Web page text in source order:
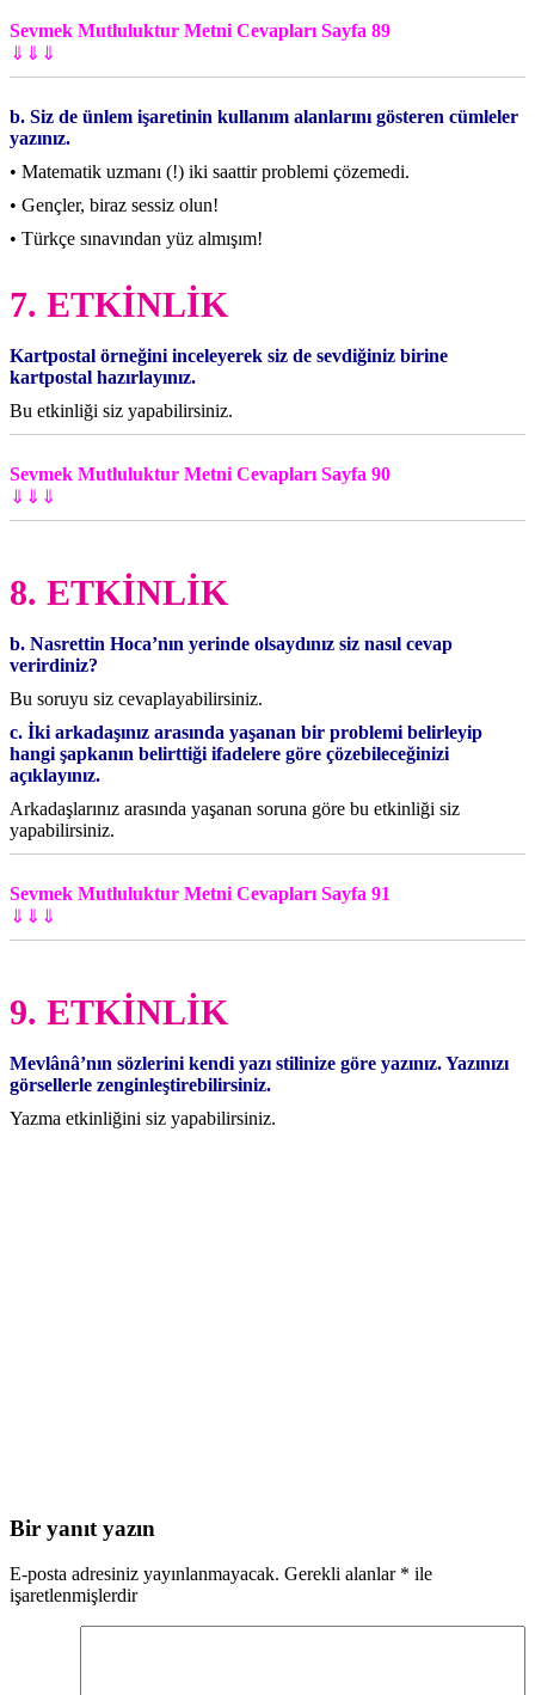
Sevmek Mutluluktur Metni Cevapları Sayfa 89
⇓⇓⇓
b. Siz de ünlem işaretinin kullanım alanlarını gösteren cümleler
yazınız.
• Matematik uzmanı (!) iki saattir problemi çözemedi.
• Gençler, biraz sessiz olun!
• Türkçe sınavından yüz almışım!
7. ETKİNLİK
Kartpostal örneğini inceleyerek siz de sevdiğiniz birine
kartpostal hazırlayınız.
Bu etkinliği siz yapabilirsiniz.
Sevmek Mutluluktur Metni Cevapları Sayfa 90
⇓⇓⇓
8. ETKİNLİK
b. Nasrettin Hoca’nın yerinde olsaydınız siz nasıl cevap
verirdiniz?
Bu soruyu siz cevaplayabilirsiniz.
c. İki arkadaşınız arasında yaşanan bir problemi belirleyip
hangi şapkanın belirttiği ifadelere göre çözebileceğinizi
açıklayınız.
Arkadaşlarınız arasında yaşanan soruna göre bu etkinliği siz
yapabilirsiniz.
Sevmek Mutluluktur Metni Cevapları Sayfa 91
⇓⇓⇓
9. ETKİNLİK
Mevlânâ’nın sözlerini kendi yazı stilinize göre yazınız. Yazınızı
görsellerle zenginleştirebilirsiniz.
Yazma etkinliğini siz yapabilirsiniz.
Bir yanıt yazın
E-posta adresiniz yayınlanmayacak. Gerekli alanlar * ile
işaretlenmişlerdir